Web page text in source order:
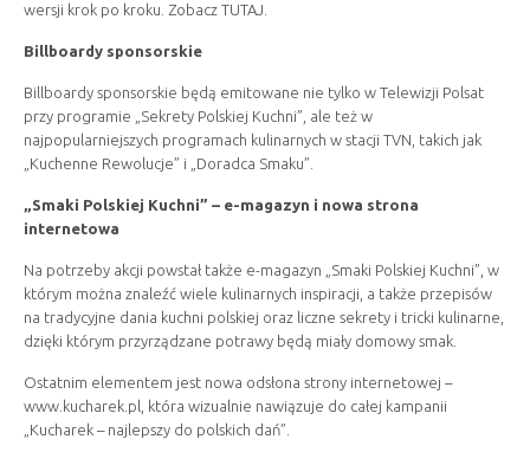
wersji krok po kroku. Zobacz TUTAJ
Billboardy sponsorskie
Billboardy sponsorskie będą emitowane nie tylko w Telewizji Polsat
przy programie „Sekrety Polskiej Kuchni”, ale też w
najpopularniejszych programach kulinarnych w stacji TVN, takich jak
„Kuchenne Rewolucje” i „Doradca Smaku”.
„Smaki Polskiej Kuchni” – e-magazyn i nowa strona
internetowa
Na potrzeby akcji powstał także e-magazyn „Smaki Polskiej Kuchni”, w
którym można znaleźć wiele kulinarnych inspiracji, a także przepisów
na tradycyjne dania kuchni polskiej oraz liczne sekrety i tricki kulinarne,
dzięki którym przyrządzane potrawy będą miały domowy smak.
Ostatnim elementem jest nowa odsłona strony internetowej –
www.kucharek.pl
, która wizualnie nawiązuje do całej kampanii
„Kucharek – najlepszy do polskich dań”.